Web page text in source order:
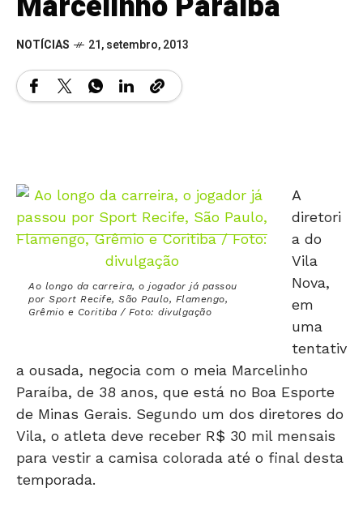
NOTÍCIAS 21, setembro, 2013
Ao longo da carreira, o jogador já passou
Grêmio e Coritiba / Foto: divulgação
diretori
a do
Vila
Nova,
em
uma
tentativ
a ousada, negocia com o meia Marcelinho
Paraíba, de 38 anos, que está no Boa Esporte
de Minas Gerais. Segundo um dos diretores do
Vila, o atleta deve receber R$ 30 mil mensais
para vestir a camisa colorada até o final desta
temporada.